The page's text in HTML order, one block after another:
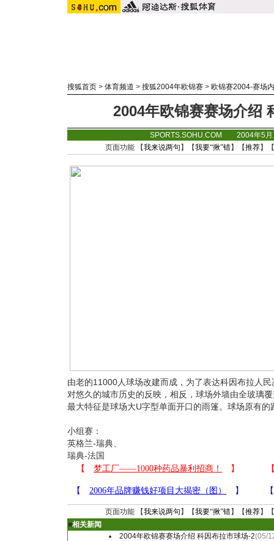
搜狐首页 > 体育频道 > 搜狐2004年欧锦赛 > 欧锦赛2004-赛场
2004年欧锦赛赛场介绍
SPORTS.SOHU.COM 2004年5
页面功能 【我来说两句 】【我要“揪”错】【推荐】
由老的11000人球场改建而成，为了表达科因布拉人
对悠久的城市历史的反映，相反，球场外墙由全玻璃
最大特征是球场大U字型单面开口的雨篷。球场原有
小组赛：
英格兰-瑞典、
瑞典-法国
页面功能 【我来说两句 】【我要“揪”错】【推荐】
■相关新闻
2004年欧锦赛赛场介绍 科因布拉市球场-2(05/